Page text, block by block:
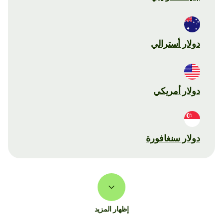
دولار أسترالي
دولار أمريكي
دولار سنغافورة
إظهار المزيد